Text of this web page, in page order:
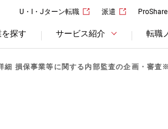
U・I・Jターン転職 派遣 ProShare
探す サービス紹介 転職
細 損保事業等に関する内部監査の企画・審査